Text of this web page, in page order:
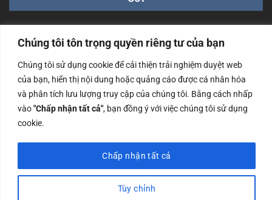
Chúng tôi tôn trọng quyền riêng tư của bạn
Chúng tôi sử dụng cookie để cải thiện trải nghiệm duyệt web
của bạn, hiển thị nội dung hoặc quảng cáo được cá nhân hóa
và phân tích lưu lượng truy cập của chúng tôi. Bằng cách nhấp
vào"Chấp nhận tất cả", bạn đồng ý với việc chúng tôi sử dụng
cookie.
Tùy chỉnh
Chấp nhận tất cả
Công ty TNHH Nam Bình Xương - Số ĐKKD: 0108783483
cấp ngày 14/06/2019 bởi Sở Kế Hoạch và Đầu Tư Tp. Hà
Nội
Copyrights @2023 Nam Binh Xuong. All Rights Reserved